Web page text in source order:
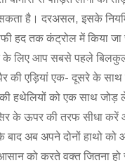
सकता है। दरअसल, इसके
हद तक कंट्रोल में किया
के लिए आप सबसे पहले
की एड़ियां एक- दूसरे के
की हथेलियों को एक साथ
सिर के ऊपर की तरफ सीधा
अब अपने दोनों हाथो
को करते वक्त जितना हो